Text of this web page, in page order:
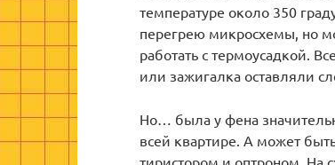
температуре около 350
перегрею микросхемы, но
работать с термоусадкой.
или зажигалка оставляли
Но… была у фена
всей квартире. А может
тиристором и оптроном. На